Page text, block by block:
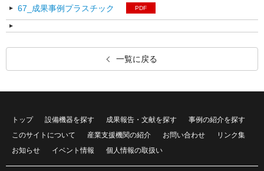
67_成果事例プラスチック PDF
一覧に戻る
トップ 設備機器を探す 成果報告・文献を探す
事例の紹介を探す
このサイトについて
産業支援機関の紹介 お問い合わせ
リンク集
お知らせ
イベント情報 個人情報の取扱い